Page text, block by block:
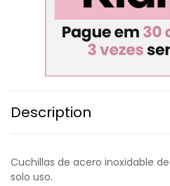
Description
Cuchillas de acero inoxidable
solo uso.